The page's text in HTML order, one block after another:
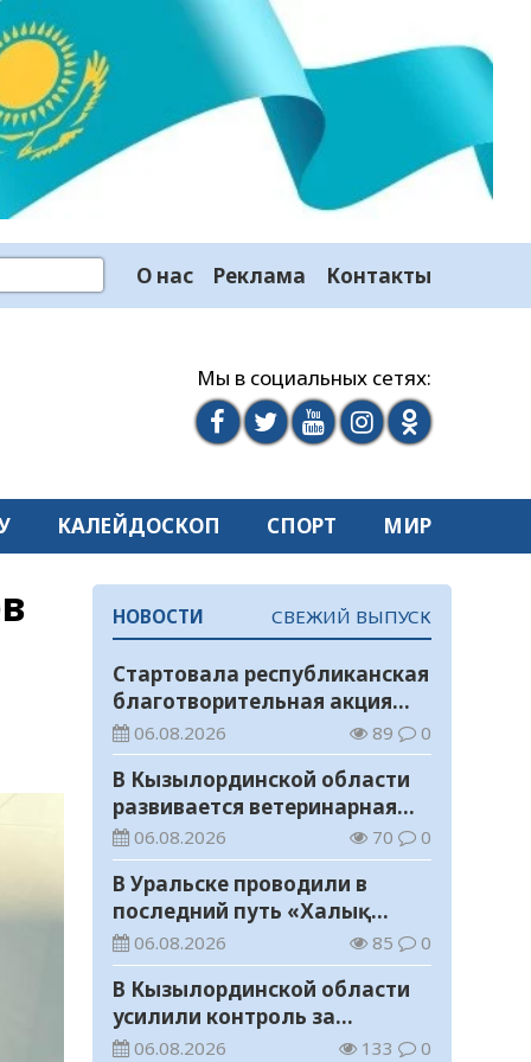
О нас Реклама Контакты
Мы в социальных сетях:
КАЛЕЙДОСКОП СПОРТ МИР
НОВОСТИ СВЕЖИЙ ВЫПУСК
Стартовала республиканская
благотворительная акция
«Дорога в школу»
06.08.2026 89 0
В Кызылординской области
развивается ветеринарная
отрасль
06.08.2026 70 0
В Уральске проводили в
последний путь «Халық
Қаһарманы» Ивана
Степановича Гапича
06.08.2026 85 0
В Кызылординской области
усилили контроль за
финансовой дисциплиной
06.08.2026 133 0